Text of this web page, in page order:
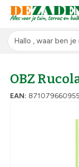
OBZ
EAN: